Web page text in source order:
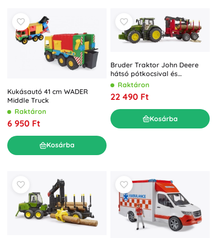
Kukásautó 41 cm WADER
Middle Truck
Raktáron
6 950 Ft
Kosárba
Bruder Traktor John Deere
hátsó pótkocsival és
rönkökkel
Raktáron
22 490 Ft
Kosárba